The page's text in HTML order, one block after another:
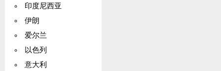
印度尼西亚
伊朗
爱尔兰
以色列
意大利